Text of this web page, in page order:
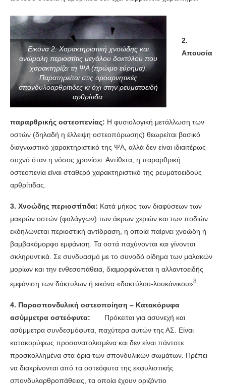
Εικόνα 2: Χαρακτηριστική χνοώδης και
ανώμαλη περιοστίτις μεγάλου δακτύλου που
χαρακτηρίζει τη ΨΑ (πρώιμο εύρημα).
Παρατηρείται στις οροαρνητικές
σπονδυλοαρθρίτιδες κι όχι στην ρευματοειδή
αρθρίτιδα.
2.
Απουσία
παραρθρικής οστεοπενίας: Η φυσιολογική μετάλλωση των
οστών (δηλαδή η έλλειψη οστεοπόρωσης) θεωρείται βασικό
διαγνωστικό χαρακτηριστικό της ΨΑ, αλλά δεν είναι ιδιαιτέρως
συχνό όταν η νόσος χρονίσει. Αντίθετα, η παραρθρική
οστεοπενία είναι σταθερό χαρακτηριστικό της ρευματοειδούς
αρθρίτιδας.
3. Χνοώδης περιοστίτιδα: Κατά μήκος των διαφύσεων των
μακρών οστών (φαλάγγων) των άκρων χεριών και των ποδιών
εκδηλώνεται περιοστική αντίδραση, η οποία παίρνει χνοώδη ή
βαμβακόμορφο εμφάνιση. Τα οστά παχύνονται και γίνονται
σκληρυντικά. Σε συνδυασμό με το συνοδό οίδημα των μαλακών
μορίων και την ενθεσοπάθεια, διαμορφώνεται η αλλαντοειδής
εμφάνιση των δάκτυλων ή εικόνα «δακτύλου-λουκάνικου»8
4. Παρασπονδυλική οστεοποίηση – Κατακόρυφα
ασύμμετρα οστεόφυτα: Πρόκειται για ασυνεχή και
ασύμμετρα συνδεσμόφυτα, παχύτερα αυτών της ΑΣ. Είναι
κατακορύφως προσανατολισμένα και δεν είναι πάντοτε
προσκολλημένα στα όρια των σπονδυλικών σωμάτων. Πρέπει
να διακρίνονται από τα οστεόφυτα της εκφυλιστικής
σπονδυλαρθροπάθειας, τα οποία έχουν οριζόντιο